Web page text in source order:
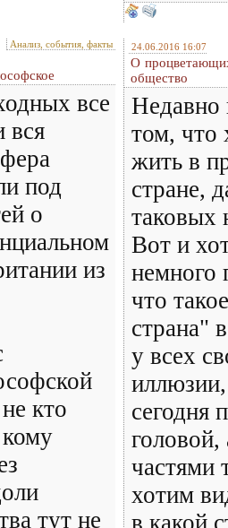
Анализ, события, факты
все
под
о
из
кто
тут не
24.06.2016 16:07
О
общество
Недавно
том, что
жить в
стране,
таковых
Вот и
немного
что
страна"
у всех
сегодня
частями
хотим
в какой